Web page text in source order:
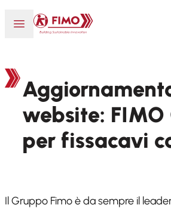
Aprire o chiudere il menu
Torna alla pagina iniziale
website: FIMO
per fissacavi
Il Gruppo Fimo è da sempre il